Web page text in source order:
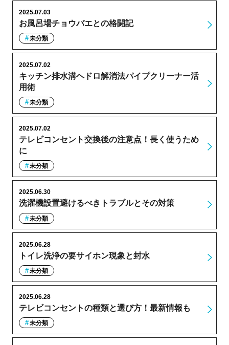
お風呂場チョウバエとの格闘記
2025.07.03
未分類
キッチン排水溝ヘドロ解消法パイプクリーナー活
用術
2025.07.02
未分類
テレビコンセント交換後の注意点！長く使うため
に
2025.07.02
未分類
洗濯機設置避けるべきトラブルとその対策
2025.06.30
未分類
トイレ洗浄の要サイホン現象と封水
2025.06.28
未分類
テレビコンセントの種類と選び方！最新情報も
2025.06.28
未分類